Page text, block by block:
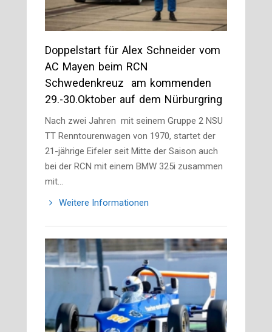
Doppelstart für Alex Schneider vom
AC Mayen beim RCN
Schwedenkreuz am kommenden
29.-30.Oktober auf dem Nürburgring
Nach zwei Jahren mit seinem Gruppe 2 NSU
TT Renntourenwagen von 1970, startet der
21-jährige Eifeler seit Mitte der Saison auch
bei der RCN mit einem BMW 325i zusammen
mit…
Weitere Informationen